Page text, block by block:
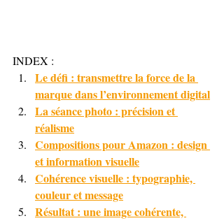
INDEX :
Le défi : transmettre la force de la
marque dans l’environnement digital
La séance photo : précision et
réalisme
Compositions pour Amazon : design
et information visuelle
Cohérence visuelle : typographie,
couleur et message
Résultat : une image cohérente,